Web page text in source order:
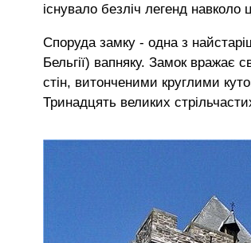
існувало безліч легенд
Споруда замку - одна з
Бельгії) вапняку. Замок
стін, витонченими круглими
Тринадцять великих